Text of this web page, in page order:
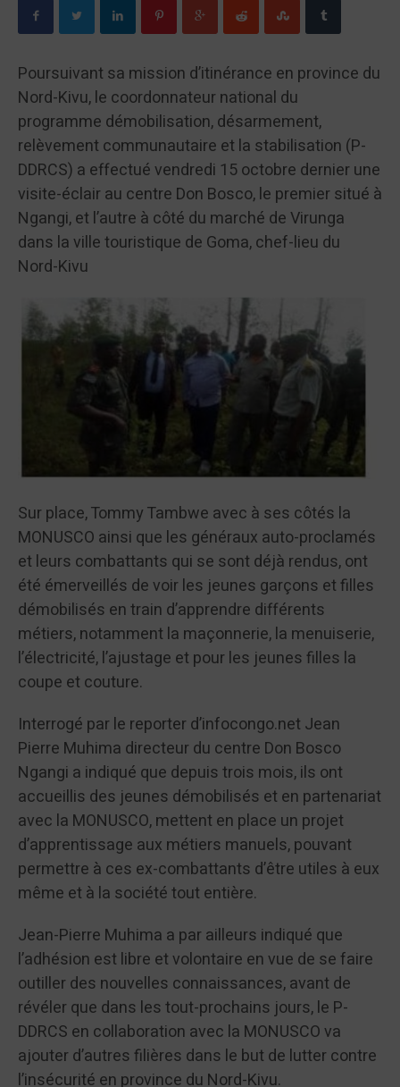
Poursuivant sa mission d’itinérance en province du
Nord-Kivu, le coordonnateur national du
programme démobilisation, désarmement,
relèvement communautaire et la stabilisation (P-
DDRCS) a effectué vendredi 15 octobre dernier une
visite-éclair au centre Don Bosco, le premier situé à
Ngangi, et l’autre à côté du marché de Virunga
dans la ville touristique de Goma, chef-lieu du
Nord-Kivu
Sur place, Tommy Tambwe avec à ses côtés la
MONUSCO ainsi que les généraux auto-proclamés
et leurs combattants qui se sont déjà rendus, ont
été émerveillés de voir les jeunes garçons et filles
démobilisés en train d’apprendre différents
métiers, notamment la maçonnerie, la menuiserie,
l’électricité, l’ajustage et pour les jeunes filles la
coupe et couture.
Interrogé par le reporter d’infocongo.net Jean
Pierre Muhima directeur du centre Don Bosco
Ngangi a indiqué que depuis trois mois, ils ont
accueillis des jeunes démobilisés et en partenariat
avec la MONUSCO, mettent en place un projet
d’apprentissage aux métiers manuels, pouvant
permettre à ces ex-combattants d’être utiles à eux
même et à la société tout entière.
Jean-Pierre Muhima a par ailleurs indiqué que
l’adhésion est libre et volontaire en vue de se faire
outiller des nouvelles connaissances, avant de
révéler que dans les tout-prochains jours, le P-
DDRCS en collaboration avec la MONUSCO va
ajouter d’autres filières dans le but de lutter contre
l’insécurité en province du Nord-Kivu.